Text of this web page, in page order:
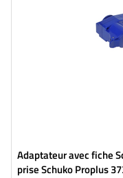
Adaptateur avec fiche
prise Schuko Proplus